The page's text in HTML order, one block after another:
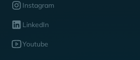
Instagram
LinkedIn
Youtube